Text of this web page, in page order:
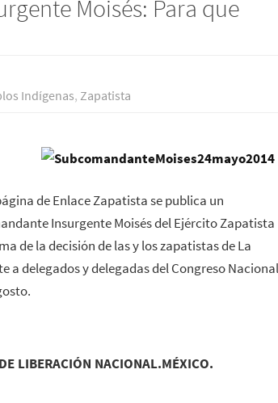
Moisés: Para que
Indí­genas, Zapatista
de Enlace Zapatista se publica un
Insurgente Moisés del Ejército Zapatista
de la decisión de las y los zapatistas de La
a delegados y delegadas del Congreso Nacional
LIBERACIÓN NACIONAL.MÉXICO.